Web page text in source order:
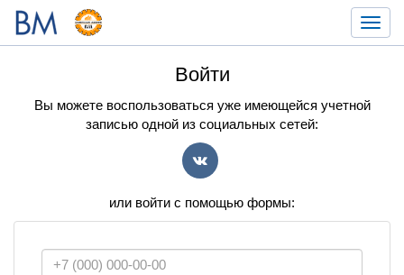
Войти
Вы можете воспользоваться уже имеющейся учетной
записью одной из социальных сетей:
или войти с помощью формы: